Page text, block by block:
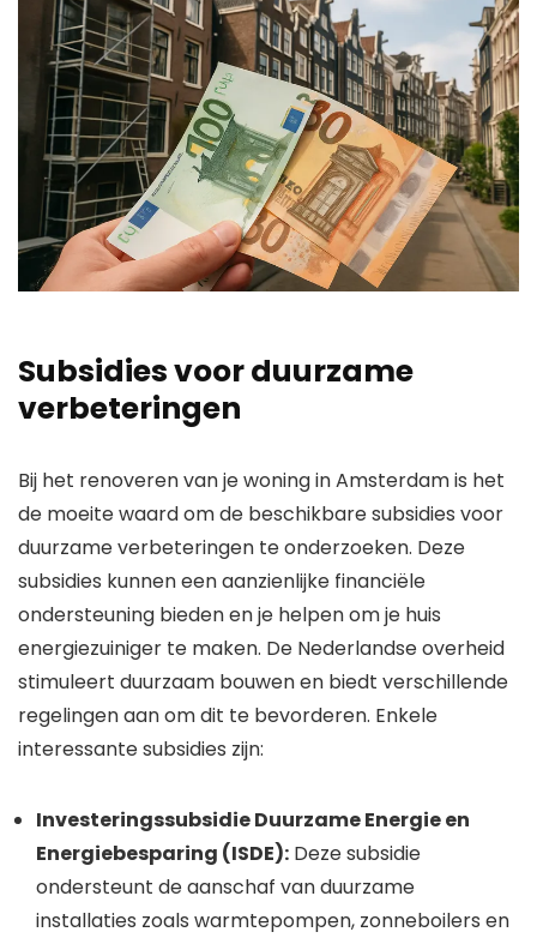
Subsidies voor duurzame
verbeteringen
Bij het renoveren van je woning in Amsterdam is het
de moeite waard om de beschikbare subsidies voor
duurzame verbeteringen te onderzoeken. Deze
subsidies kunnen een aanzienlijke financiële
ondersteuning bieden en je helpen om je huis
energiezuiniger te maken. De Nederlandse overheid
stimuleert duurzaam bouwen en biedt verschillende
regelingen aan om dit te bevorderen. Enkele
interessante subsidies zijn:
Investeringssubsidie Duurzame Energie en
Energiebesparing (ISDE): Deze subsidie
ondersteunt de aanschaf van duurzame
installaties zoals warmtepompen, zonneboilers en